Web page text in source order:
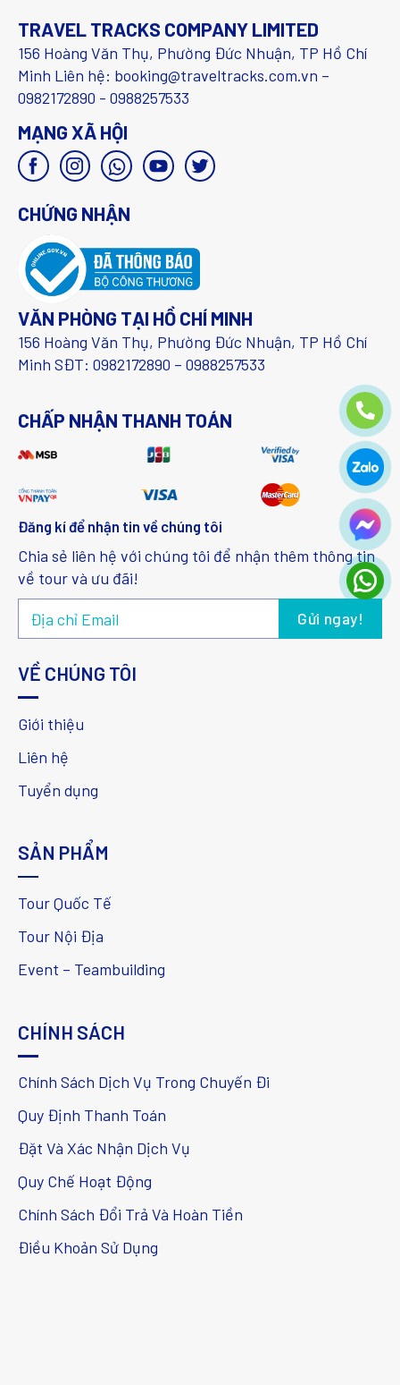
TRAVEL TRACKS COMPANY LIMITED
156 Hoàng Văn Thụ, Phường Đức Nhuận, TP Hồ Chí
Minh Liên hệ: booking@traveltracks.com.vn –
0982172890 - 0988257533
MẠNG XÃ HỘI
CHỨNG NHẬN
VĂN PHÒNG TẠI HỒ CHÍ MINH
156 Hoàng Văn Thụ, Phường Đức Nhuận, TP Hồ Chí
Minh SĐT: 0982172890 – 0988257533
CHẤP NHẬN THANH TOÁN
Đăng kí để nhận tin về chúng tôi
Chia sẻ liên hệ với chúng tôi để nhận thêm thông tin
về tour và ưu đãi!
VỀ CHÚNG TÔI
Giới thiệu
Liên hệ
Tuyển dụng
SẢN PHẨM
Tour Quốc Tế
Tour Nội Địa
Event – Teambuilding
CHÍNH SÁCH
Chính Sách Dịch Vụ Trong Chuyến Đi
Quy Định Thanh Toán
Đặt Và Xác Nhận Dịch Vụ
Quy Chế Hoạt Động
Chính Sách Đổi Trả Và Hoàn Tiền
Điều Khoản Sử Dụng